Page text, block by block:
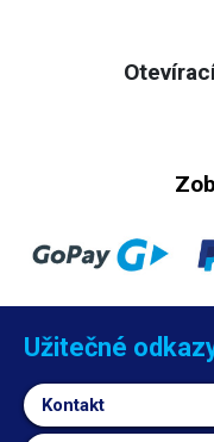
Užitečné
Kontakt